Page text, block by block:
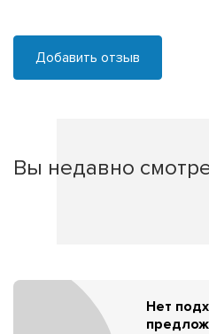
Добавить отзыв
Вы недавно
Нет